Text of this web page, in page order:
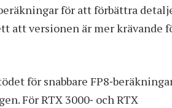
för att förbättra
att versionen är mer krävande
för snabbare
För RTX 3000‑ och RTX